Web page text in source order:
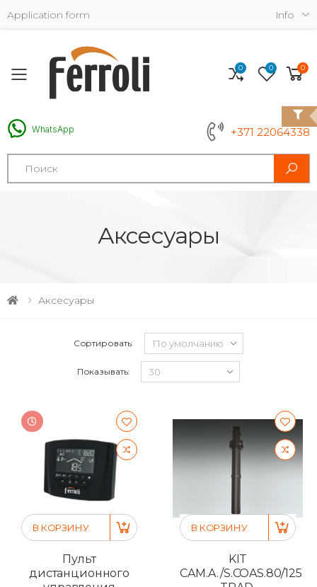
Application form Info
Toggle mobile menu
WhatsApp +371 22064338
Search
0 0 0
Аксесуары
Аксесуары
Сортировать:
Показывать:
В КОРЗИНУ
Пульт
дистанционного
В КОРЗИНУ
KIT
CAM.A./S.COAS.80/125